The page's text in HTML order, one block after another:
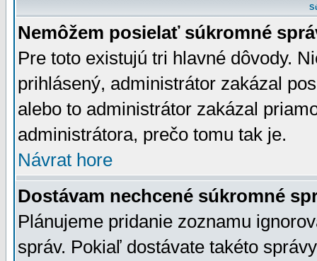
Nemôžem posielať súkromné
Pre toto existujú tri hlavné dôvody.
prihlásený, administrátor zakázal
alebo to administrátor zakázal
administrátora, prečo tomu tak je.
Návrat hore
Dostávam nechcené súkromné
Plánujeme pridanie zoznamu
správ. Pokiaľ dostávate takéto